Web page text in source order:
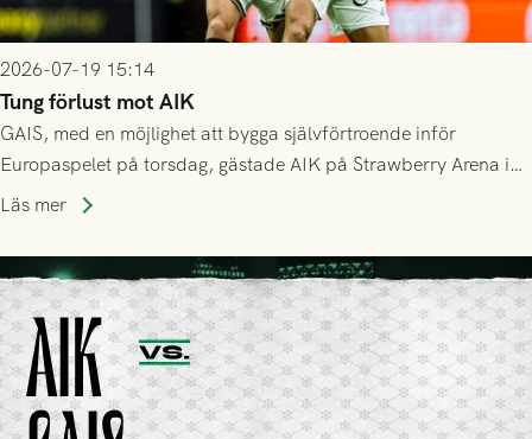
2026-07-19 15:14
Tung förlust mot AIK
GAIS, med en möjlighet att bygga självförtroende inför
Europaspelet på torsdag, gästade AIK på Strawberry Arena i
Stockholm . Men trots konstant hotande i första halvlek av
lyckades få in 2-0.
Läs mer